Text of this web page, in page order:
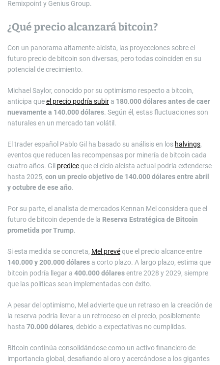
Remixpoint y Genius Group.
¿Qué precio alcanzará bitcoin?
Con un panorama altamente alcista, las proyecciones sobre el
futuro precio de bitcoin son diversas, pero todas coinciden en su
potencial de crecimiento.
Michael Saylor, conocido por su optimismo respecto a bitcoin,
anticipa queel precio podría subir a 180.000 dólaresantes de caer
nuevamente a 140.000 dólares. Según él, estas fluctuaciones son
naturales en un mercado tan volátil.
El trader español Pablo Gil ha basado su análisis en los halvings,
eventos que reducen las recompensas por minería de bitcoin cada
cuatro años. Gil prediceque el ciclo alcista actual podría extenderse
hasta 2025, con un precio objetivo de 140.000 dólaresentre abril
y octubre de ese año.
Por su parte, el analista de mercados Kennan Mel considera que el
futuro de bitcoin depende de la Reserva Estratégica de Bitcoin
prometida por Trump.
Si esta medida se concreta, Mel prevéque el precio alcance entre
140.000 y 200.000 dólares a corto plazo. A largo plazo, estima que
bitcoin podría llegar a 400.000 dólaresentre 2028 y 2029, siempre
que las políticas sean implementadas con éxito.
A pesar del optimismo, Mel advierte que un retraso en la creación de
la reserva podría llevar a un retroceso en el precio, posiblemente
hasta 70.000 dólares, debido a expectativas no cumplidas.
Bitcoin continúa consolidándose como un activo financiero de
importancia global, desafiando al oro y acercándose a los gigantes